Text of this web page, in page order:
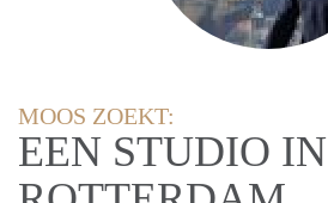
MOOS ZOEKT:
EEN STUDIO IN